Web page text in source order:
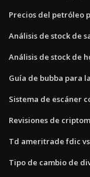
Precios del petróleo
Análisis de stock de
Análisis de stock de
Guía de bubba para
Sistema de escáner
Revisiones de
Td ameritrade fdic
Tipo de cambio de